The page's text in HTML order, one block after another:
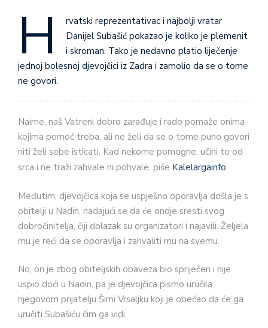
H
rvatski reprezentativac i najbolji vratar
Danijel Subašić pokazao je koliko je plemenit
i skroman. Tako je nedavno platio liječenje
jednoj bolesnoj djevojčici iz Zadra i zamolio da se o tome
ne govori.
Naime, naš Vatreni dobro zarađuje i rado pomaže onima
kojima pomoć treba, ali ne želi da se o tome puno govori
niti želi sebe isticati. Kad nekome pomogne, učini to od
srca i ne traži zahvale ni pohvale, piše Kalelargainfo.
Međutim, djevojčica koja se uspješno oporavlja došla je s
obitelji u Nadin, nadajući se da će ondje sresti svog
dobročinitelja, čiji dolazak su organizatori i najavili. Željela
mu je reći da se oporavlja i zahvaliti mu na svemu.
No, on je zbog obiteljskih obaveza bio spriječen i nije
uspio doći u Nadin, pa je djevojčica pismo uručila
njegovom prijatelju Šimi Vrsaljku koji je obećao da će ga
uručiti Subašiću čim ga vidi.